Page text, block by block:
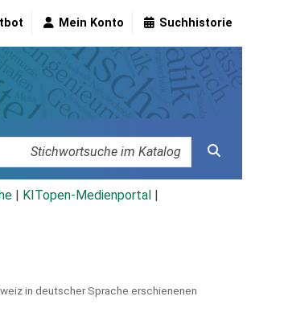
Mein Konto Suchhistorie
KITopen-Medienportal
in deutscher Sprache erschienenen